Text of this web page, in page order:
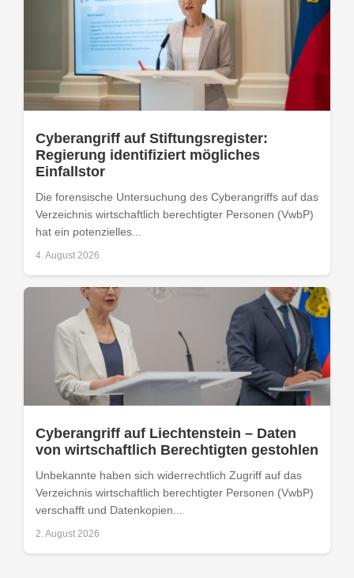
Cyberangriff auf Stiftungsregister:
Regierung identifiziert mögliches
Einfallstor
Die forensische Untersuchung des Cyberangriffs auf das
Verzeichnis wirtschaftlich berechtigter Personen (VwbP)
hat ein potenzielles...
4. August 2026
Cyberangriff auf Liechtenstein – Daten
von wirtschaftlich Berechtigten gestohlen
Unbekannte haben sich widerrechtlich Zugriff auf das
Verzeichnis wirtschaftlich berechtigter Personen (VwbP)
verschafft und Datenkopien...
2. August 2026